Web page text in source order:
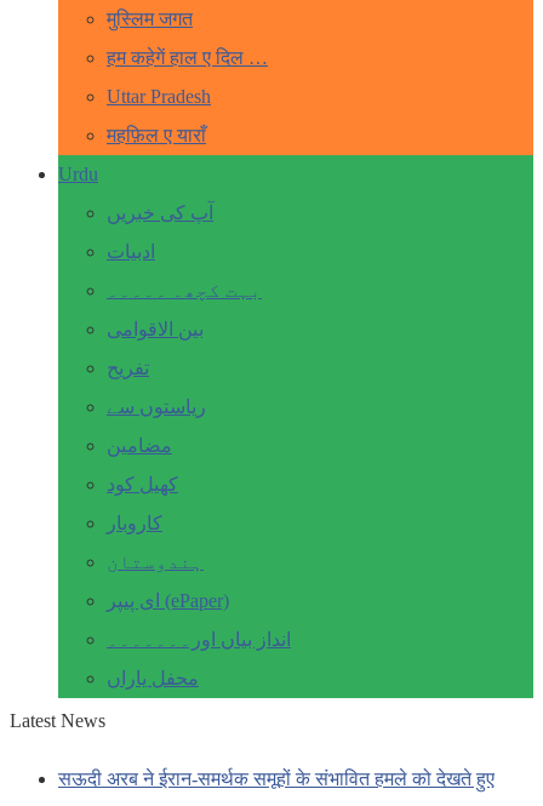
मुस्लिम जगत
हम कहेगें हाल ए दिल …
Uttar Pradesh
महफ़िल ए याराँ
Urdu
آپ کی خبریں
ادبیات
بہت کچھ۔ ۔۔۔۔۔
بین الاقوامی
تفریح
ریاستوں سے
مضامین
کھیل کود
کاروبار
ہندوستان
ای پیپر (ePaper)
انداز بیاں اور۔۔۔۔۔۔۔
محفل یاراں
Latest News
सऊदी अरब ने ईरान-समर्थक समूहों के संभावित हमले को देखते हुए